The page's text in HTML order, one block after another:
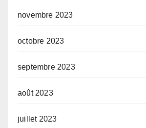
novembre 2023
octobre 2023
septembre 2023
août 2023
juillet 2023